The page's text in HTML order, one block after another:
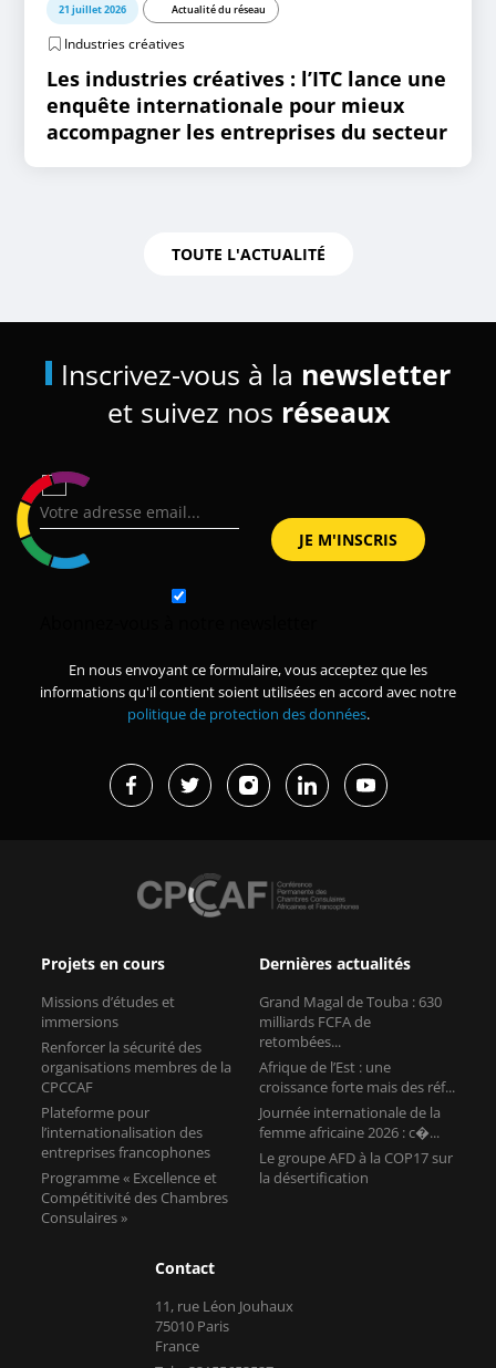
21 juillet 2026 Actualité du réseau
Industries créatives
Les industries créatives : l’ITC lance une
enquête internationale pour mieux
accompagner les entreprises du secteur
TOUTE L'ACTUALITÉ
Inscrivez-vous à la newsletter
et suivez nos réseaux
En nous envoyant ce formulaire, vous acceptez que les
informations qu'il contient soient utilisées en accord avec notre
politique de protection des données.
Projets en cours
Missions d’études et
immersions
Renforcer la sécurité des
organisations membres de la
CPCCAF
Plateforme pour
l’internationalisation des
entreprises francophones
Programme « Excellence et
Compétitivité des Chambres
Consulaires »
Dernières actualités
Grand Magal de Touba : 630
milliards FCFA de
retombées...
Afrique de l’Est : une
croissance forte mais des réf...
Journée internationale de la
femme africaine 2026 : c�...
Le groupe AFD à la COP17 sur
la désertification
Contact
11, rue Léon Jouhaux
75010 Paris
France